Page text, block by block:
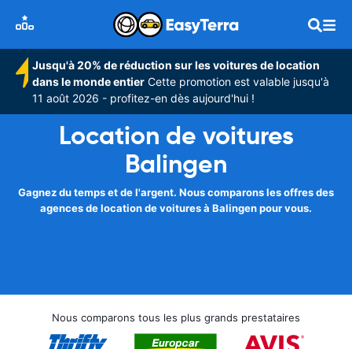
Jusqu'à 20% de réduction sur les voitures de location
dans le monde entier Cette promotion est valable jusqu'à
11 août 2026 - profitez-en dès aujourd'hui !
Location de voitures
Balingen
Gagnez du temps et de l'argent. Nous comparons les offres des
agences de location de voitures à Balingen pour vous.
Nous comparons tous les plus grands prestataires